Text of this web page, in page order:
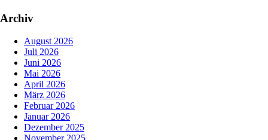
Archiv
August 2026
Juli 2026
Juni 2026
Mai 2026
April 2026
März 2026
Februar 2026
Januar 2026
Dezember 2025